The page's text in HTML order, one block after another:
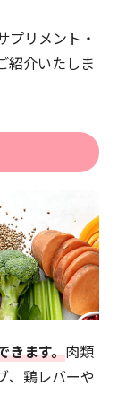
プリメント・
紹介いたしま
きます。肉類
、鶏レバーや